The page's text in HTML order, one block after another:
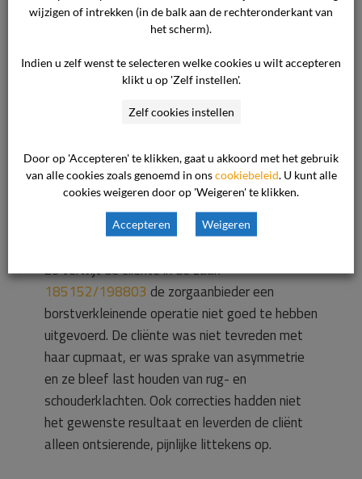
behandeling, blijkt dat een zorgaanbieder een
resultaatsverplichting. De commissie toetst dus
niet of het gewenste resultaat is bereikt. De
commissie toetst wel of de zorgaanbieder zich
resultaat te bereiken of bij deze inspanning een
fout heeft gemaakt.
Voldoende ingespannen
Zo verwijt de cliënte in de zaak
185152/198803 de zorgaanbieder een
borstverkleinende operatie niet goed te hebben
uitgevoerd. De cliënte was niet tevreden met
haar cupmaat, er was sprake van asymmetrie
en ze bleef last houden van rug- en
schouderklachten. Ook correcties hadden niet
het gewenste resultaat en leverden de cliënt
alleen ontsierende, pijnlijke littekens op.
wijzigen of intrekken (in de balk aan de rechteronderkant van
het scherm).
Indien u zelf wenst te selecteren welke cookies u wilt accepteren
klikt u op 'Zelf instellen'.
Zelf cookies instellen
Door op 'Accepteren' te klikken, gaat u akkoord met het gebruik
van alle cookies zoals genoemd in onscookiebeleid. U kunt alle
cookies weigeren door op 'Weigeren' te klikken.
Accepteren Weigeren